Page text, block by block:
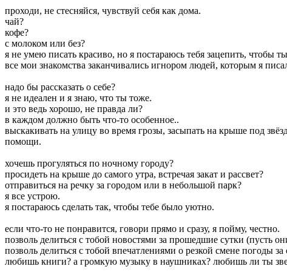
проходи, не стесняйся, чувствуй себя как дома.
чай?
кофе?
с молоком или без?
я не умею писать красиво, но я постараюсь тебя зацепить, чтобы
все мои знакомства заканчивались игнором людей, которым я
надо бы рассказать о себе?
я не идеален и я знаю, что ты тоже.
и это ведь хорошо, не правда ли?
в каждом должно быть что-то особенное..
выскакивать на улицу во время грозы, засыпать на крыше под
помощи.
хочешь прогуляться по ночному городу?
просидеть на крыше до самого утра, встречая закат и рассвет?
отправиться на речку за городом или в небольшой парк?
я все устрою.
я постараюсь сделать так, чтобы тебе было уютно.
если что-то не понравится, говори прямо и сразу, я пойму, честно.
позволь делиться с тобой новостями за прошедшие сутки (пусть
позволь делиться с тобой впечатлениями о резкой смене погоды
любишь книги? а громкую музыку в наушниках? любишь ли ты